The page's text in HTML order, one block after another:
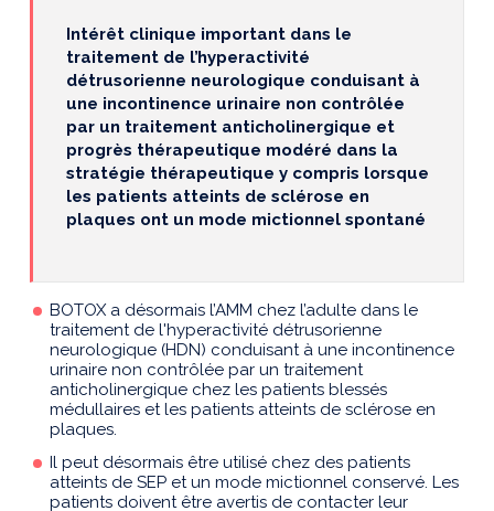
Intérêt clinique important dans le
traitement de l’hyperactivité
détrusorienne neurologique conduisant à
une incontinence urinaire non contrôlée
par un traitement anticholinergique et
progrès thérapeutique modéré dans la
stratégie thérapeutique y compris lorsque
les patients atteints de sclérose en
plaques ont un mode mictionnel spontané
BOTOX a désormais l’AMM chez l’adulte dans le
traitement de l'hyperactivité détrusorienne
neurologique (HDN) conduisant à une incontinence
urinaire non contrôlée par un traitement
anticholinergique chez les patients blessés
médullaires et les patients atteints de sclérose en
plaques.
Il peut désormais être utilisé chez des patients
atteints de SEP et un mode mictionnel conservé. Les
patients doivent être avertis de contacter leur